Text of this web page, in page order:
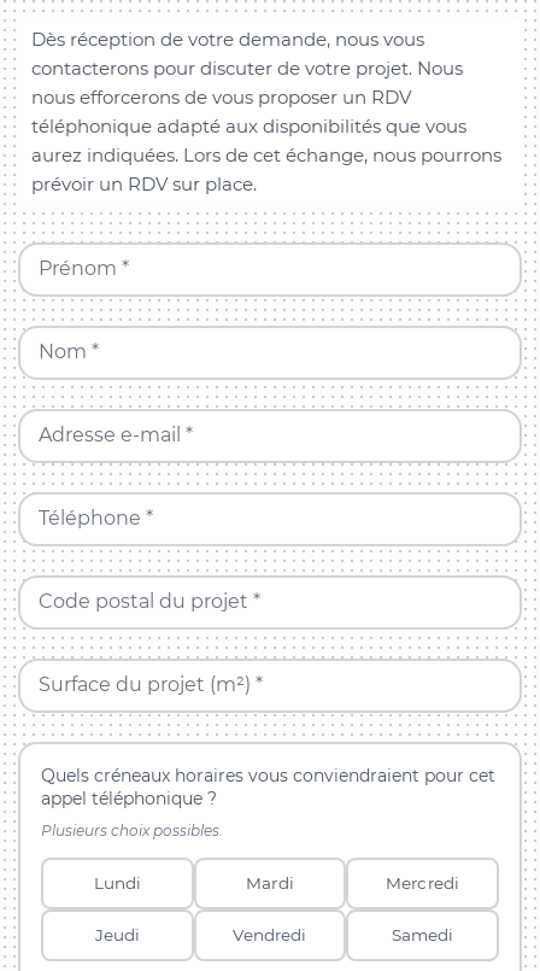
Dès réception de votre demande, nous vous
contacterons pour discuter de votre projet. Nous
nous efforcerons de vous proposer un RDV
téléphonique adapté aux disponibilités que vous
aurez indiquées. Lors de cet échange, nous pourrons
prévoir un RDV sur place.
Prénom *
Nom *
Adresse e-mail *
Téléphone *
Code postal du projet *
Surface du projet (m²) *
Quels créneaux horaires vous conviendraient pour cet
appel téléphonique ?
Plusieurs choix possibles.
Lundi Mardi Mercredi
Jeudi Vendredi Samedi